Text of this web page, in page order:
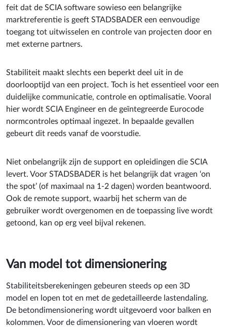
feit dat de SCIA software sowieso een belangrijke
marktreferentie is geeft STADSBADER een eenvoudige
toegang tot uitwisselen en controle van projecten door en
met externe partners.
Stabiliteit maakt slechts een beperkt deel uit in de
doorlooptijd van een project. Toch is het essentieel voor een
duidelijke communicatie, controle en optimalisatie. Vooral
hier wordt SCIA Engineer en de geïntegreerde Eurocode
normcontroles optimaal ingezet. In bepaalde gevallen
gebeurt dit reeds vanaf de voorstudie.
Niet onbelangrijk zijn de support en opleidingen die SCIA
levert. Voor STADSBADER is het belangrijk dat vragen ‘on
the spot’ (of maximaal na 1-2 dagen) worden beantwoord.
Ook de remote support, waarbij het scherm van de
gebruiker wordt overgenomen en de toepassing live wordt
getoond, kan op erg veel bijval rekenen.
Van model tot dimensionering
Stabiliteitsberekeningen gebeuren steeds op een 3D
model en lopen tot en met de gedetailleerde lastendaling.
De betondimensionering wordt uitgevoerd voor balken en
kolommen. Voor de dimensionering van vloeren wordt